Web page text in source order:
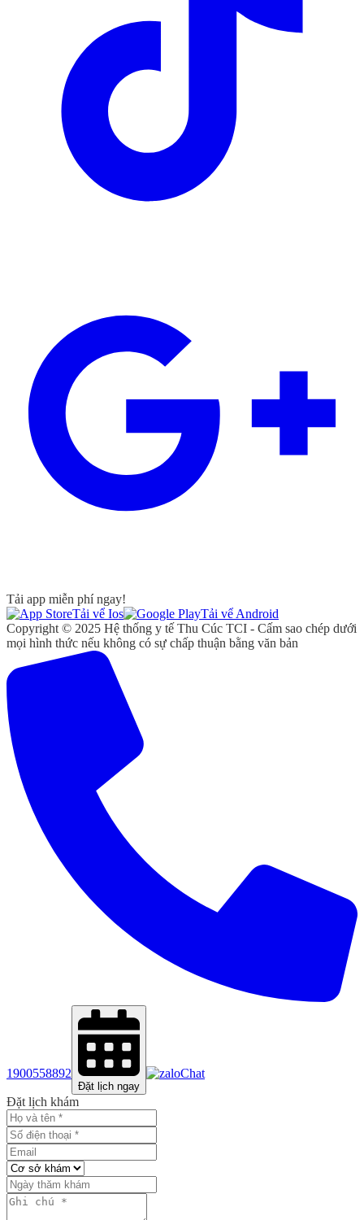
Tải app miễn phí ngay!
Tải vể Ios
Tải vể Android
Copyright © 2025 Hệ thống y tế Thu Cúc TCI - Cấm sao chép dưới
mọi hình thức nếu không có sự chấp thuận bằng văn bản
1900558892
Đặt lịch ngay
Chat
Đặt lịch khám